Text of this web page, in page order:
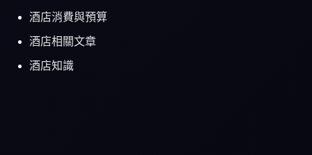
酒店消費與預算
酒店相關文章
酒店知識